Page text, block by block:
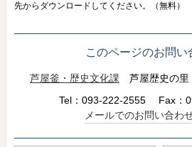
先からダウンロードしてください。（無料）
このページのお問い
芦屋釜・歴史文化課
芦屋歴史の里
Tel：093-222-2555
Fax：
メールでのお問い合わ